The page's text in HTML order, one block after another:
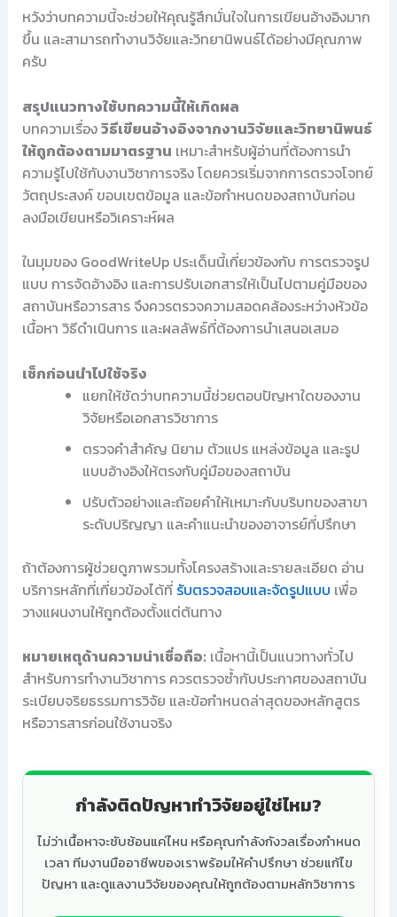
หวังว่าบทความนี้จะช่วยให้คุณรู้สึกมั่นใจในการเขียนอ้างอิงมาก
ขึ้น และสามารถทำงานวิจัยและวิทยานิพนธ์ได้อย่างมีคุณภาพ
ครับ
สรุปแนวทางใช้บทความนี้ให้เกิดผล
บทความเรื่องวิธีเขียนอ้างอิงจากงานวิจัยและวิทยานิพนธ์
ให้ถูกต้องตามมาตรฐาน เหมาะสำหรับผู้อ่านที่ต้องการนำ
ความรู้ไปใช้กับงานวิชาการจริง โดยควรเริ่มจากการตรวจโจทย์
วัตถุประสงค์ ขอบเขตข้อมูล และข้อกำหนดของสถาบันก่อน
ลงมือเขียนหรือวิเคราะห์ผล
ในมุมของ GoodWriteUp ประเด็นนี้เกี่ยวข้องกับ การตรวจรูป
แบบ การจัดอ้างอิง และการปรับเอกสารให้เป็นไปตามคู่มือของ
สถาบันหรือวารสาร จึงควรตรวจความสอดคล้องระหว่างหัวข้อ
เนื้อหา วิธีดำเนินการ และผลลัพธ์ที่ต้องการนำเสนอเสมอ
เช็กก่อนนำไปใช้จริง
แยกให้ชัดว่าบทความนี้ช่วยตอบปัญหาใดของงาน
วิจัยหรือเอกสารวิชาการ
ตรวจคำสำคัญ นิยาม ตัวแปร แหล่งข้อมูล และรูป
แบบอ้างอิงให้ตรงกับคู่มือของสถาบัน
ปรับตัวอย่างและถ้อยคำให้เหมาะกับบริบทของสาขา
ระดับปริญญา และคำแนะนำของอาจารย์ที่ปรึกษา
ถ้าต้องการผู้ช่วยดูภาพรวมทั้งโครงสร้างและรายละเอียด อ่าน
บริการหลักที่เกี่ยวข้องได้ที่ รับตรวจสอบและจัดรูปแบบ เพื่อ
วางแผนงานให้ถูกต้องตั้งแต่ต้นทาง
หมายเหตุด้านความน่าเชื่อถือ: เนื้อหานี้เป็นแนวทางทั่วไป
สำหรับการทำงานวิชาการ ควรตรวจซ้ำกับประกาศของสถาบัน
ระเบียบจริยธรรมการวิจัย และข้อกำหนดล่าสุดของหลักสูตร
หรือวารสารก่อนใช้งานจริง
กำลังติดปัญหาทำวิจัยอยู่ใช่ไหม?
ไม่ว่าเนื้อหาจะซับซ้อนแค่ไหน หรือคุณกำลังกังวลเรื่องกำหนด
เวลา ทีมงานมืออาชีพของเราพร้อมให้คำปรึกษา ช่วยแก้ไข
ปัญหา และดูแลงานวิจัยของคุณให้ถูกต้องตามหลักวิชาการ